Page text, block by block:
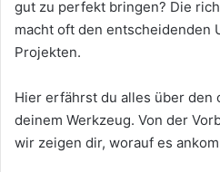
gut zu perfekt bringen? Die
macht oft den entscheidenden
Projekten.
Hier erfährst du alles über den
deinem Werkzeug. Von der
wir zeigen dir, worauf es